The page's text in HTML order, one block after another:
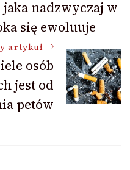
nadzwyczaj w
się ewoluuje
artykuł
osób
jest od
petów